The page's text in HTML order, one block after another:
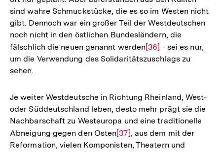
sind wahre Schmuckstücke, die es so im Westen nicht
gibt. Dennoch war ein großer Teil der Westdeutschen
noch nicht in den östlichen Bundesländern, die
fälschlich die neuen genannt werdenZur
Auflösung
[36] - sei es nur,
um die Verwendung des Solidaritätszuschlags zu
sehen.
Je weiter Westdeutsche in Richtung Rheinland, West-
oder Süddeutschland leben, desto mehr prägt sie die
Nachbarschaft zu Westeuropa und eine traditionelle
Abneigung gegen den OstenZur
Auflösung
[37], aus dem mit der
Reformation, vielen Komponisten, Theatern und